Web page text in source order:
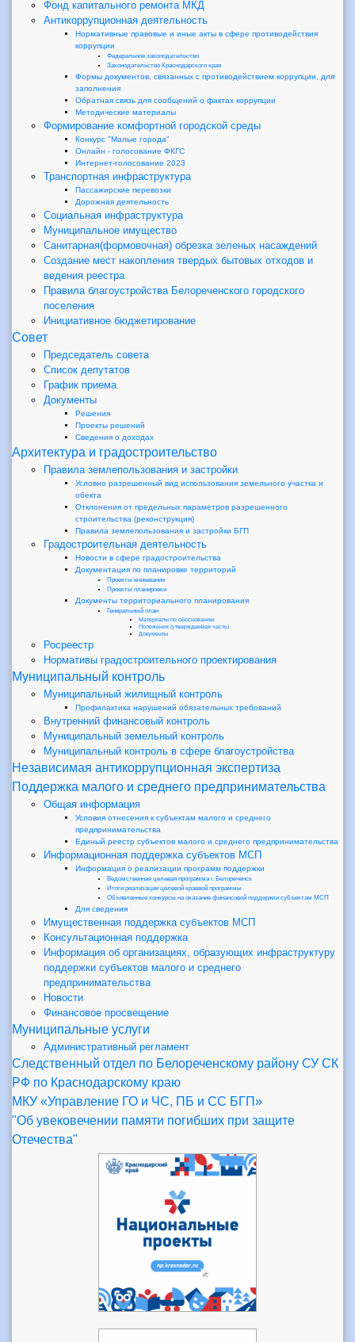
Фонд капитального ремонта МКД
Антикоррупционная деятельность
Нормативные правовые и иные акты в сфере противодействия
коррупции
Федеральное законодательство
Законодательство Краснодарского края
Формы документов, связанных с противодействием коррупции, для
заполнения
Обратная связь для сообщений о фактах коррупции
Методические материалы
Формирование комфортной городской среды
Конкурс "Малые города"
Онлайн - голосование ФКГС
Интернет-голосование 2023
Транспортная инфраструктура
Пассажирские перевозки
Дорожная деятельность
Социальная инфраструктура
Муниципальное имущество
Санитарная(формовочная) обрезка зеленых насаждений
Создание мест накопления твердых бытовых отходов и
ведения реестра
Правила благоустройства Белореченского городского
поселения
Инициативное бюджетирование
Совет
Председатель совета
Список депутатов
График приема
Документы
Решения
Проекты решений
Сведения о доходах
Архитектура и градостроительство
Правила землепользования и застройки
Условно разрешенный вид использования земельного участка и
обекта
Отклонения от предельных параметров разрешенного
строительства (реконструкция)
Правила землепользования и застройки БГП
Градостроительная деятельность
Новости в сфере градостроительства
Документация по планировке территорий
Проекты межевания
Проекты планировки
Документы территориального планирования
Генеральный план
Материалы по обоснованию
Положения (утверждаемая часть)
Документы
Росреестр
Нормативы градостроительного проектирования
Муниципальный контроль
Муниципальный жилищный контроль
Профилактика нарушений обязательных требований
Внутренний финансовый контроль
Муниципальный земельный контроль
Муниципальный контроль в сфере благоустройства
Независимая антикоррупционная экспертиза
Поддержка малого и среднего предпринимательства
Общая информация
Условия отнесения к субъектам малого и среднего
предпринимательства
Единый реестр субъектов малого и среднего предпринимательства
Информационная поддержка субъектов МСП
Информация о реализации программ поддержки
Ведомственная целевая программа г. Белореченск
Итоги реализации целевой краевой программы
Объявленные конкурсы на оказание финансовой поддержки субъектам МСП
Для сведения
Имущественная поддержка субъектов МСП
Консультационная поддержка
Информация об организациях, образующих инфраструктуру
поддержки субъектов малого и среднего
предпринимательства
Новости
Финансовое просвещение
Муниципальные услуги
Административный регламент
Следственный отдел по Белореченскому району СУ СК
РФ по Краснодарскому краю
МКУ «Управление ГО и ЧС, ПБ и СС БГП»
"Об увековечении памяти погибших при защите
Отечества"